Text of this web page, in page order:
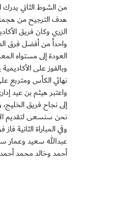
من الشوط الثاني يدرك
هدف الترجيح من هجمة
الزري وكان فريق
واحداً من أفضل فرق
العودة إلى مستواه
نهائي الكأس ومتربع
واعتبر هيثم بن عيد
إلى نجاح فريق
نحن سنسعى لتقديم
عبدالله سعيد وعمار
أحمد وخالد محمد